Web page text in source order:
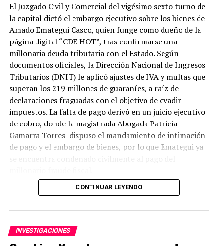
En comunicación con Radio Positiva, Airaldi reconoció
estar inhibido desde el año 2012, pero que la deuda,
motivo de la inhibición ya fue saldada.
Igualmente, el ahora secretario de Industria y Comercio,
Iván Airaldi, excandidato a gobernador en las internas
liberales, es acusado por sus correligionarios de haber
El Juzgado Civil y Comercial del vigésimo sexto turno de
la capital dictó el embargo ejecutivo sobre los bienes de
Amado Emategui Casco, quien funge como dueño de la
página digital “CDE HOT”, tras confirmarse una
millonaria deuda tributaria con el Estado. Según
documentos oficiales, la Dirección Nacional de Ingresos
Tributarios (DNIT) le aplicó ajustes de IVA y multas que
superan los 219 millones de guaraníes, a raíz de
declaraciones fraguadas con el objetivo de evadir
impuestos. La falta de pago derivó en un juicio ejecutivo
de cobro, donde la magistrada Abogada Patricia
Gamarra Torres dispuso el mandamiento de intimación
de pago y el embargo de bienes, por lo que Emategui ya
El “ajuste de IVA” aplicado por la DNIT significa que se
constataron omisiones e inconsistencias en sus
declaraciones impositivas, lo cual en la práctica
CONTINUAR LEYENDO
INVESTIGACIONES